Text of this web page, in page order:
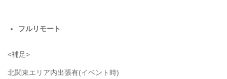
フルリモート
<補足>
北関東エリア内出張有(イベント時)